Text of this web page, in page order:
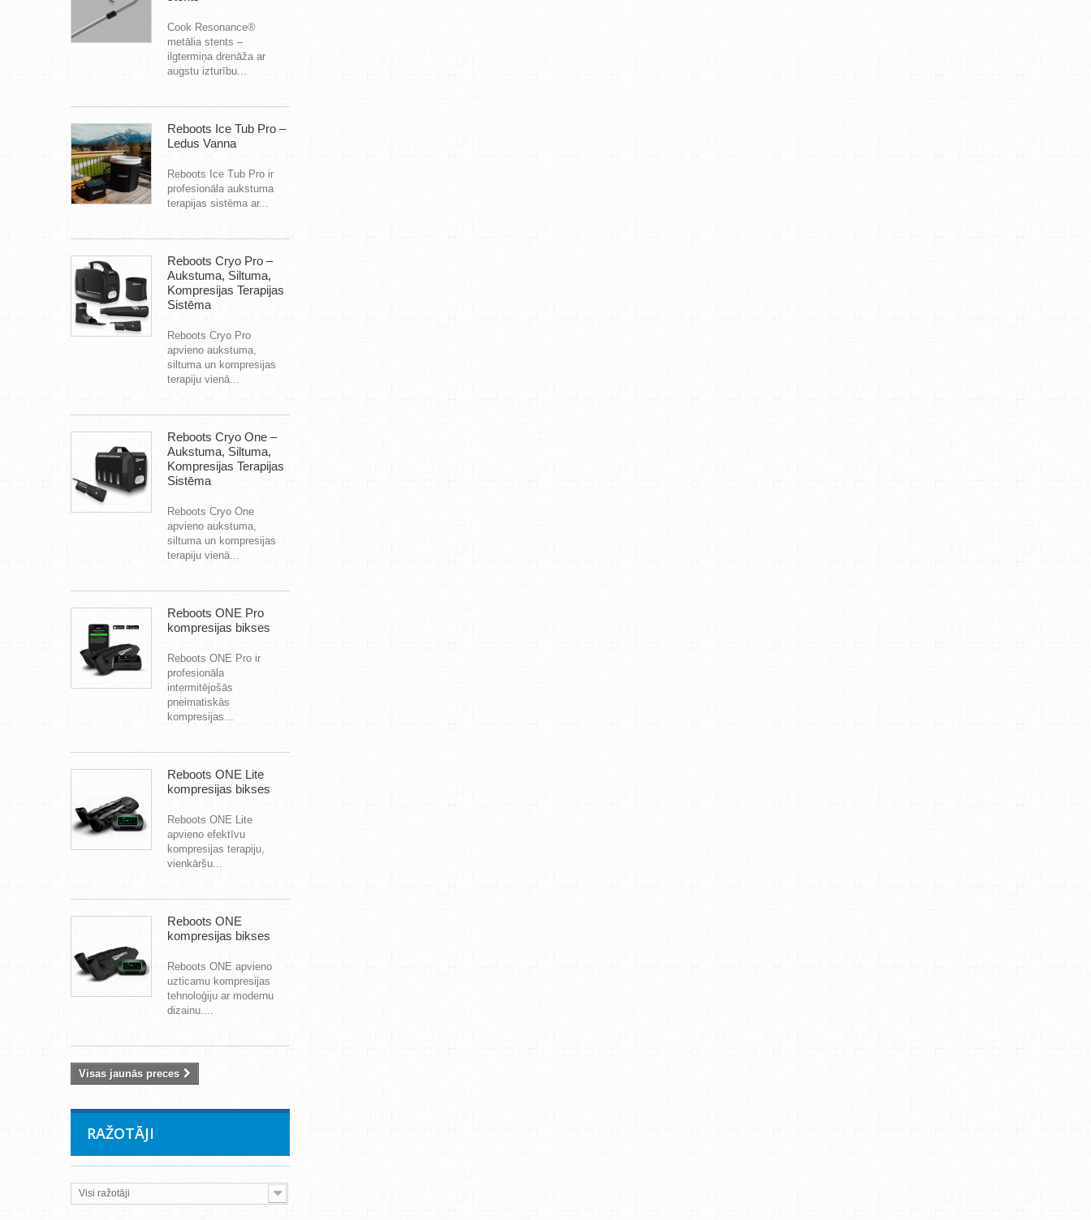
Cook Resonance®
metālia stents –
ilgtermiņa drenāža ar
augstu izturību...
Reboots Ice Tub Pro –
Ledus Vanna
Reboots Ice Tub Pro ir
profesionāla aukstuma
terapijas sistēma ar...
Reboots Cryo Pro –
Aukstuma, Siltuma,
Kompresijas Terapijas
Sistēma
Reboots Cryo Pro
apvieno aukstuma,
siltuma un kompresijas
terapiju vienā...
Reboots Cryo One –
Aukstuma, Siltuma,
Kompresijas Terapijas
Sistēma
Reboots Cryo One
apvieno aukstuma,
siltuma un kompresijas
terapiju vienā...
Reboots ONE Pro
kompresijas bikses
Reboots ONE Pro ir
profesionāla
intermitējošās
pneimatiskās
kompresijas...
Reboots ONE Lite
kompresijas bikses
Reboots ONE Lite
apvieno efektīvu
kompresijas terapiju,
vienkāršu...
Reboots ONE
kompresijas bikses
Reboots ONE apvieno
uzticamu kompresijas
tehnoloģiju ar modernu
dizainu....
Visas jaunās preces
RAŽOTĀJI
Visi ražotāji